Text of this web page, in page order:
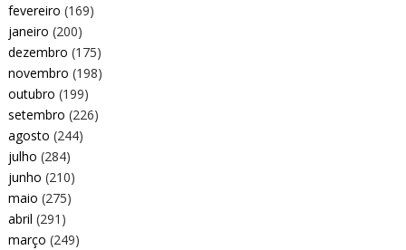
fevereiro (169)
janeiro (200)
dezembro (175)
novembro (198)
outubro (199)
setembro (226)
agosto (244)
julho (284)
junho (210)
maio (275)
abril (291)
março (249)